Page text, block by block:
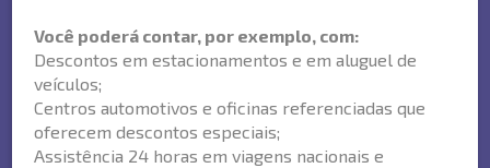
Você poderá contar, por exemplo, com:
Descontos em estacionamentos e em aluguel de
veículos;
Centros automotivos e oficinas referenciadas que
oferecem descontos especiais;
Assistência 24 horas em viagens nacionais e